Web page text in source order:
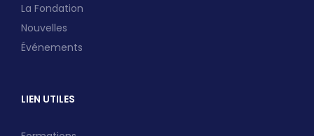
La Fondation
Nouvelles
Événements
LIEN UTILES